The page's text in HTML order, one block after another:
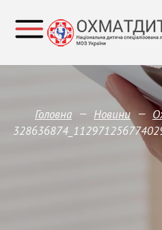
Головна — Новини —